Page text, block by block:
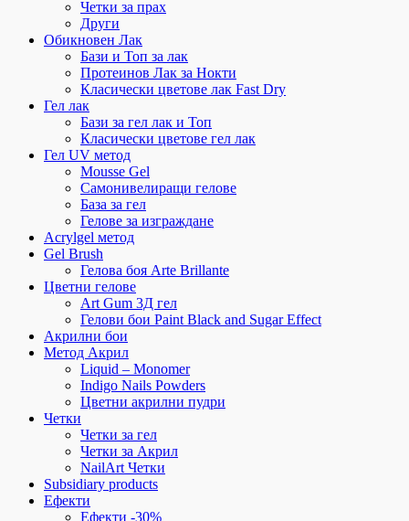
Четки за прах
Други
Обикновен Лак
Бази и Топ за лак
Протеинов Лак за Нокти
Класически цветове лак Fast Dry
Гел лак
Бази за гел лак и Топ
Класически цветове гел лак
Гел UV метод
Mousse Gel
Самонивелиращи гелове
База за гел
Гелове за изграждане
Acrylgel метод
Gel Brush
Гелова боя Arte Brillante
Цветни гелове
Art Gum 3Д гел
Гелови бои Paint Black and Sugar Effect
Акрилни бои
Метод Акрил
Liquid – Monomer
Indigo Nails Powders
Цветни акрилни пудри
Четки
Четки за гел
Четки за Акрил
NailArt Четки
Subsidiary products
Ефекти
Ефекти -30%